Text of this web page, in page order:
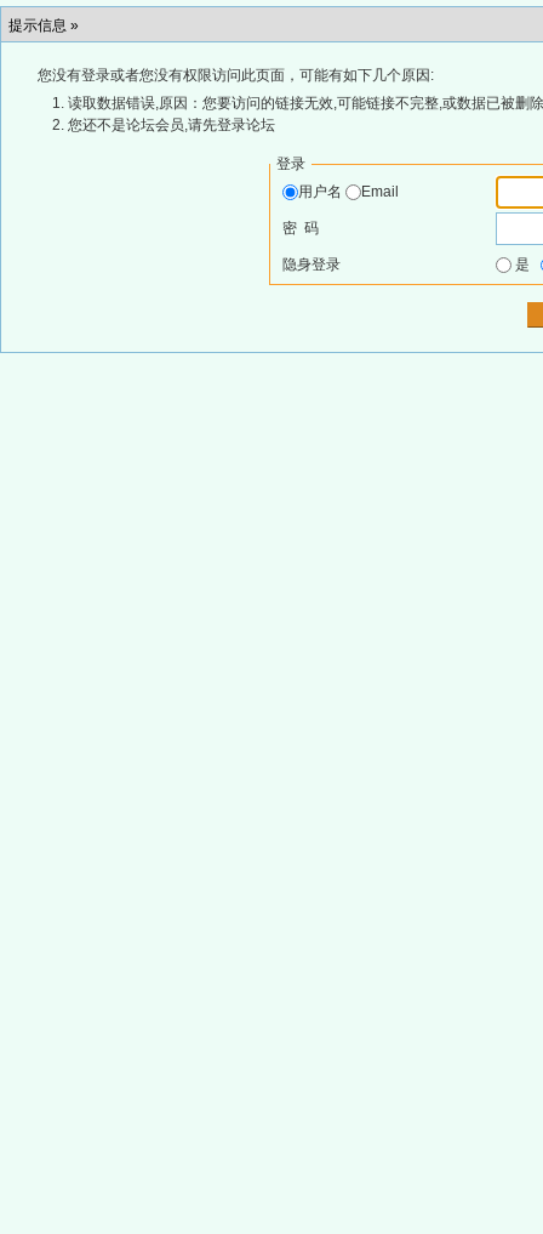
提示信息 »
您没有登录或者您没有权限访问此页面，可能有如下几个原因:
读取数据错误,原因：您要访问的链接无效,可能链接不完整,或数据已被删
您还不是论坛会员,请先登录论坛
登录
用户名
Email
密 码
隐身登录 是